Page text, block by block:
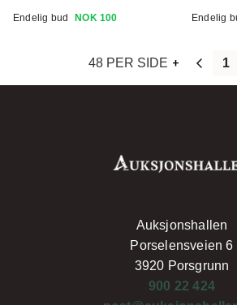
Endelig bud NOK 100 Endelig
48 PER SIDE 1
Auksjonshallen
Porselensveien 6
3920 Porsgrunn
900 22 424